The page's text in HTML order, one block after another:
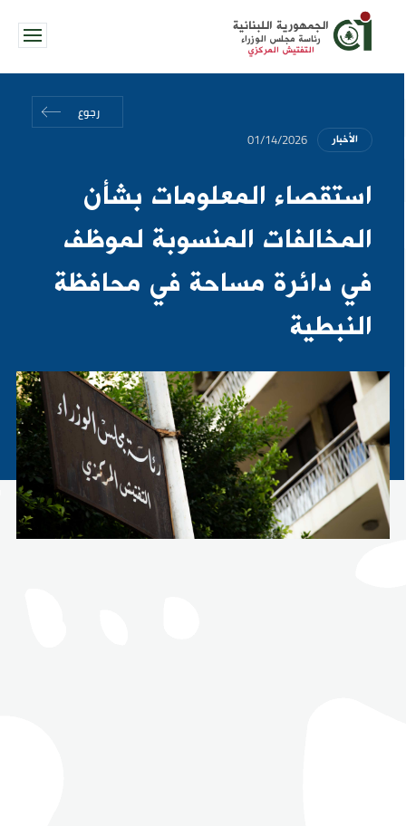
الجمهورية اللبنانية
رئاسة مجلس الوزراء
التفتيش المركزي
رجوع
الأخبار 01/14/2026
استقصاء المعلومات بشأن
المخالفات المنسوبة لموظف
في دائرة مساحة في محافظة
النبطية